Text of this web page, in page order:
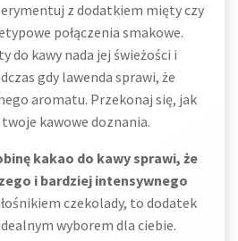
z dodatkiem mięty czy
połączenia smakowe.
do kawy nada jej świeżości i
gdy lawenda sprawi, że
aromatu. Przekonaj się, jak
kawowe doznania.
kakao do kawy sprawi, że
i bardziej intensywnego
czekolady, to dodatek
wyborem dla ciebie.